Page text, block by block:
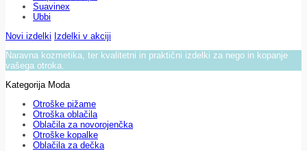
Suavinex
Ubbi
Novi izdelki Izdelki v akciji
Naravna kozmetika, ter kvalitetni in praktični izdelki za nego in kopanje
vašega otroka.
Kategorija Moda
Otroške pižame
Otroška oblačila
Oblačila za novorojenčka
Otroške kopalke
Oblačila za dečka